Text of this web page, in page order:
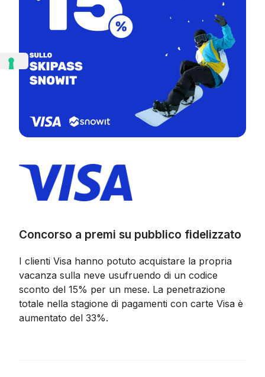
Concorso a premi su pubblico fidelizzato
I clienti Visa hanno potuto acquistare la propria
vacanza sulla neve usufruendo di un codice
sconto del 15% per un mese. La penetrazione
totale nella stagione di pagamenti con carte Visa è
aumentato del 33%.